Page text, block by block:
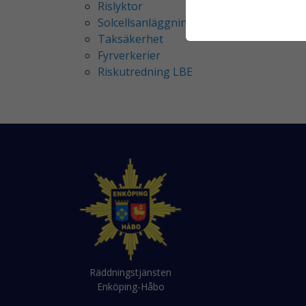
Rislyktor
Solcellsanläggning
Taksäkerhet
Fyrverkerier
Riskutredning LBE
Räddningstjänsten
Enköping-Håbo